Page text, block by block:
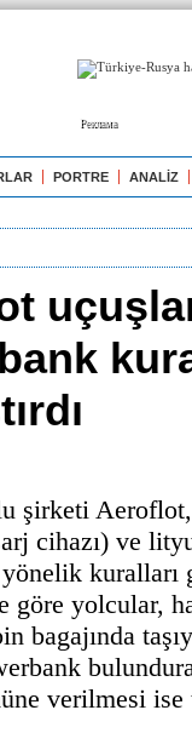
Реклама
PORTRE ANALİZ
şirketi
cihazı) ve
yönelik
göre yolcular,
bagajında
verilmesi ise